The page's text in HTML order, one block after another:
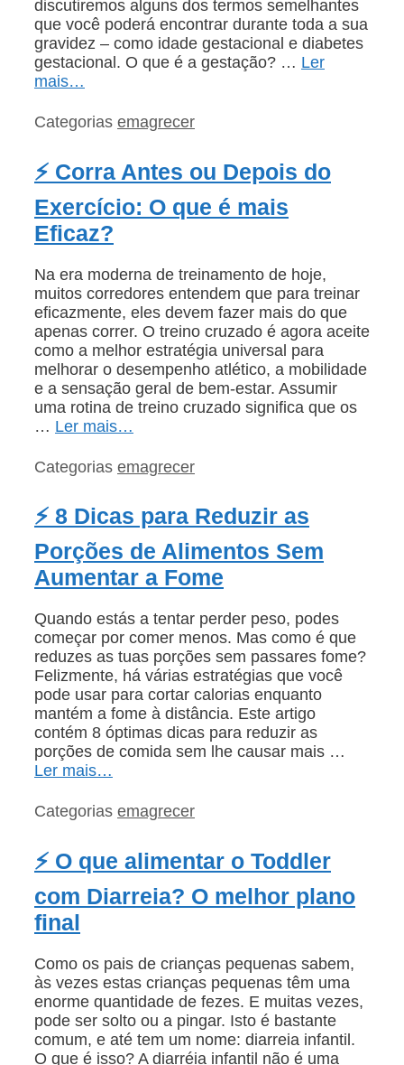
discutiremos alguns dos termos semelhantes
que você poderá encontrar durante toda a sua
gravidez – como idade gestacional e diabetes
gestacional. O que é a gestação? … Ler
mais…
Categorias emagrecer
⚡ Corra Antes ou Depois do
Exercício: O que é mais
Eficaz?
Na era moderna de treinamento de hoje,
muitos corredores entendem que para treinar
eficazmente, eles devem fazer mais do que
apenas correr. O treino cruzado é agora aceite
como a melhor estratégia universal para
melhorar o desempenho atlético, a mobilidade
e a sensação geral de bem-estar. Assumir
uma rotina de treino cruzado significa que os
… Ler mais…
Categorias emagrecer
⚡ 8 Dicas para Reduzir as
Porções de Alimentos Sem
Aumentar a Fome
Quando estás a tentar perder peso, podes
começar por comer menos. Mas como é que
reduzes as tuas porções sem passares fome?
Felizmente, há várias estratégias que você
pode usar para cortar calorias enquanto
mantém a fome à distância. Este artigo
contém 8 óptimas dicas para reduzir as
porções de comida sem lhe causar mais …
Ler mais…
Categorias emagrecer
⚡ O que alimentar o Toddler
com Diarreia? O melhor plano
final
Como os pais de crianças pequenas sabem,
às vezes estas crianças pequenas têm uma
enorme quantidade de fezes. E muitas vezes,
pode ser solto ou a pingar. Isto é bastante
comum, e até tem um nome: diarreia infantil.
O que é isso? A diarréia infantil não é uma